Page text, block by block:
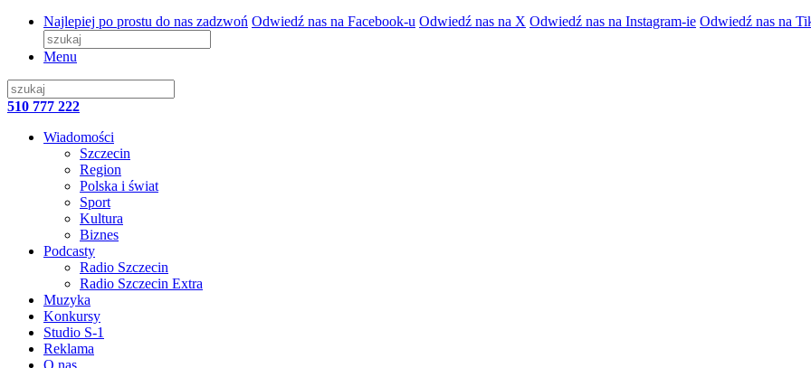
Najlepiej po prostu do nas zadzwoń Odwiedź nas na Facebook-u Odwiedź nas na X Odwiedź nas na Instagram-ie Odwiedź nas na
Menu
510 777 222
Wiadomości
Szczecin
Region
Polska i świat
Sport
Kultura
Biznes
Podcasty
Radio Szczecin
Radio Szczecin Extra
Muzyka
Konkursy
Studio S-1
Reklama